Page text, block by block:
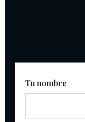
Tu nombre